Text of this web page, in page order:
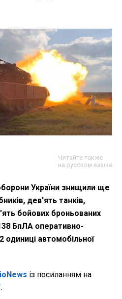
Читайте также
на русском языке
України знищили ще
дев'ять танків,
бойових броньованих
БпЛА оперативно-
одиниці автомобільної
із посиланням на